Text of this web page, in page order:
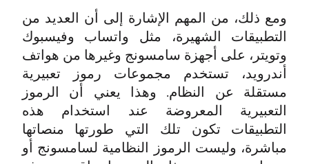
ومع ذلك، من المهم الإشارة إلى أن العديد من
التطبيقات الشهيرة، مثل واتساب وفيسبوك
وتويتر، على أجهزة سامسونج وغيرها من هواتف
أندرويد، تستخدم مجموعات رموز تعبيرية
مستقلة عن النظام. وهذا يعني أن الرموز
التعبيرية المعروضة عند استخدام هذه
التطبيقات تكون تلك التي طورتها منصاتها
مباشرة، وليست الرموز النظامية لسامسونج أو